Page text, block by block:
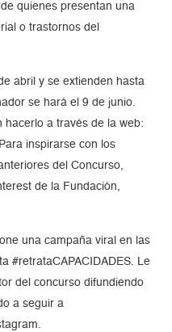
quienes presentan una
o trastornos del
abril y se extienden hasta
se hará el 9 de junio.
hacerlo a través de la web:
inspirarse con los
del Concurso,
de la Fundación,
una campaña viral en las
#retrataCAPACIDADES. Le
del concurso difundiendo
a seguir a